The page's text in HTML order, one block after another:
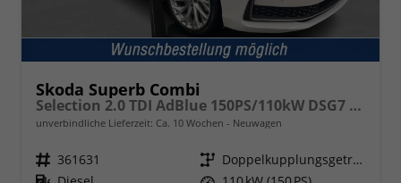
Skoda Superb Combi
Selection 2.0 TDI AdBlue 150PS/110kW DSG7 2026
unverbindliche Lieferzeit: Ca. 10 Wochen Neuwagen
Fahrzeugnr. 361631 Getriebe
Doppelkupplungsgetriebe (DSG)